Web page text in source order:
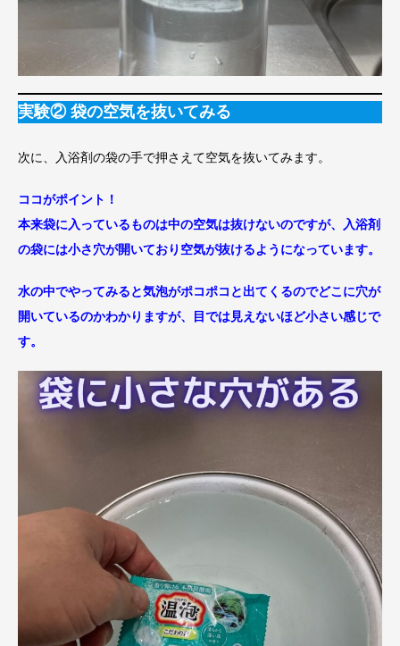
実験② 袋の空気を抜いてみる
次に、入浴剤の袋の手で押さえて空気を抜いてみます。
ココがポイント！
本来袋に入っているものは中の空気は抜けないのですが、入浴剤
の袋には小さ穴が開いており空気が抜けるようになっています。
水の中でやってみると気泡がポコポコと出てくるのでどこに穴が
開いているのかわかりますが、目では見えないほど小さい感じで
す。